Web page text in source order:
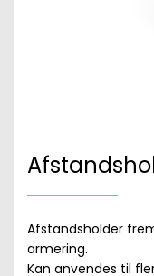
Afstandsholder
armering.
Kan anvendes til